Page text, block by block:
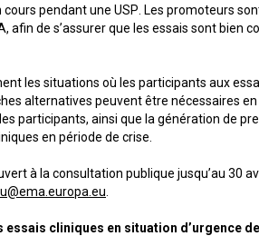
pendant une USP. Les promoteurs
afin de s’assurer que les essais sont
les situations où les participants aux
alternatives peuvent être nécessaires
participants, ainsi que la génération de
en période de crise.
à la consultation publique jusqu’au 30
essais cliniques en situation d’urgence